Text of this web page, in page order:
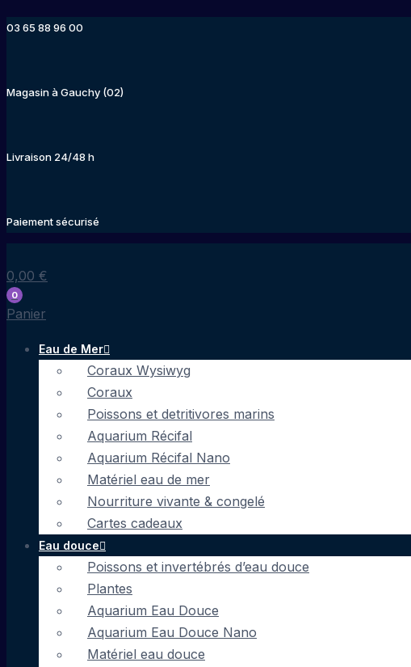
03 65 88 96 00
Magasin à Gauchy (02)
Livraison 24/48 h
Paiement sécurisé
0,00 €
0
Panier
Eau de Mer
Coraux Wysiwyg
Coraux
Poissons et detritivores marins
Aquarium Récifal
Aquarium Récifal Nano
Matériel eau de mer
Nourriture vivante & congelé
Cartes cadeaux
Eau douce
Poissons et invertébrés d’eau douce
Plantes
Aquarium Eau Douce
Aquarium Eau Douce Nano
Matériel eau douce